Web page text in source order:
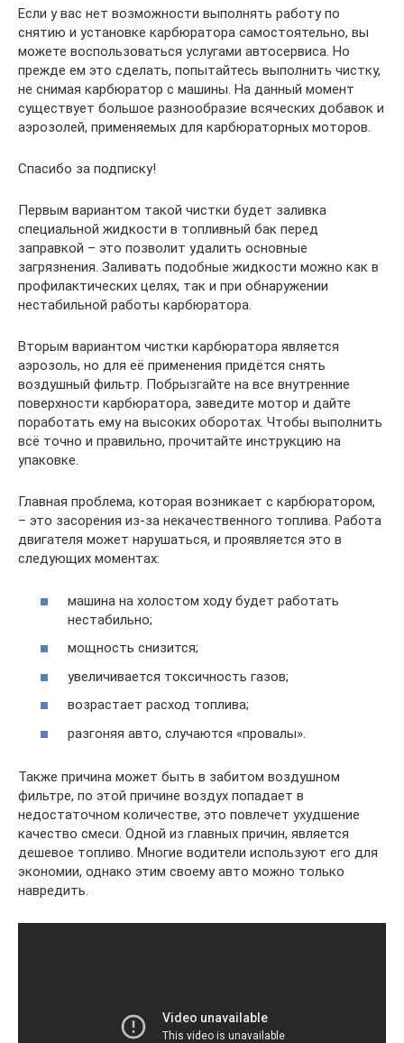
Если у вас нет возможности выполнять работу по
снятию и установке карбюратора самостоятельно, вы
можете воспользоваться услугами автосервиса. Но
прежде ем это сделать, попытайтесь выполнить чистку,
не снимая карбюратор с машины. На данный момент
существует большое разнообразие всяческих добавок и
аэрозолей, применяемых для карбюраторных моторов.
Спасибо за подписку!
Первым вариантом такой чистки будет заливка
специальной жидкости в топливный бак перед
заправкой – это позволит удалить основные
загрязнения. Заливать подобные жидкости можно как в
профилактических целях, так и при обнаружении
нестабильной работы карбюратора.
Вторым вариантом чистки карбюратора является
аэрозоль, но для её применения придётся снять
воздушный фильтр. Побрызгайте на все внутренние
поверхности карбюратора, заведите мотор и дайте
поработать ему на высоких оборотах. Чтобы выполнить
всё точно и правильно, прочитайте инструкцию на
упаковке.
Главная проблема, которая возникает с карбюратором,
– это засорения из-за некачественного топлива. Работа
двигателя может нарушаться, и проявляется это в
следующих моментах:
машина на холостом ходу будет работать
нестабильно;
мощность снизится;
увеличивается токсичность газов;
возрастает расход топлива;
разгоняя авто, случаются «провалы».
Также причина может быть в забитом воздушном
фильтре, по этой причине воздух попадает в
недостаточном количестве, это повлечет ухудшение
качество смеси. Одной из главных причин, является
дешевое топливо. Многие водители используют его для
экономии, однако этим своему авто можно только
навредить.